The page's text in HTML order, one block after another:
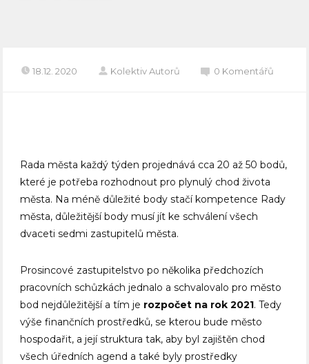
18.12. 2020 Kolektiv Autorů 0 Komentářů
Rada města každý týden projednává cca 20 až 50 bodů,
které je potřeba rozhodnout pro plynulý chod života
města. Na méně důležité body stačí kompetence Rady
města, důležitější body musí jít ke schválení všech
dvaceti sedmi zastupitelů města.
Prosincové zastupitelstvo po několika předchozích
pracovních schůzkách jednalo a schvalovalo pro město
bod nejdůležitější a tím je rozpočet na rok 2021. Tedy
výše finančních prostředků, se kterou bude město
hospodařit, a její struktura tak, aby byl zajištěn chod
všech úředních agend a také byly prostředky